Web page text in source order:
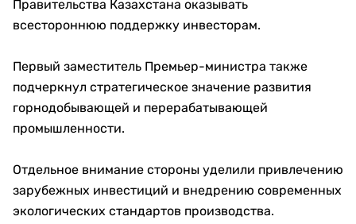
Правительства Казахстана оказывать
всестороннюю поддержку инвесторам.
Первый заместитель Премьер-министра также
подчеркнул стратегическое значение развития
горнодобывающей и перерабатывающей
промышленности.
Отдельное внимание стороны уделили привлечению
зарубежных инвестиций и внедрению современных
экологических стандартов производства.